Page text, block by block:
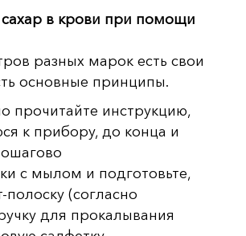
сахар в крови при помощи
разных марок есть свои
основные принципы.
прочитайте инструкцию,
к прибору, до конца и
с мылом и подготовьте,
полоску (согласно
для прокалывания